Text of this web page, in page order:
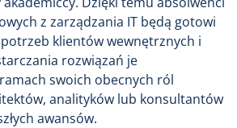
z zarządzania IT będą gotowi
klientów wewnętrznych i
rozwiązań je
swoich obecnych ról
analityków lub konsultantów
awansów.